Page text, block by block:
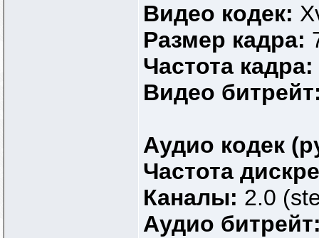
Видео кодек:
Размер кадра:
Частота кадра:
Видео
Аудио кодек
Частота
Каналы: 2.0
Аудио